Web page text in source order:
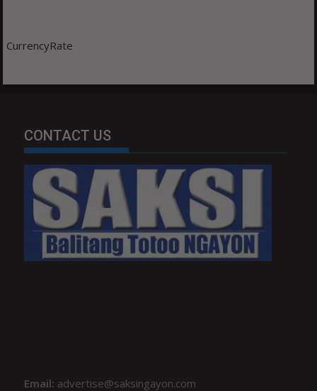
CurrencyRate
CONTACT US
Email: advertise@saksingayon.com